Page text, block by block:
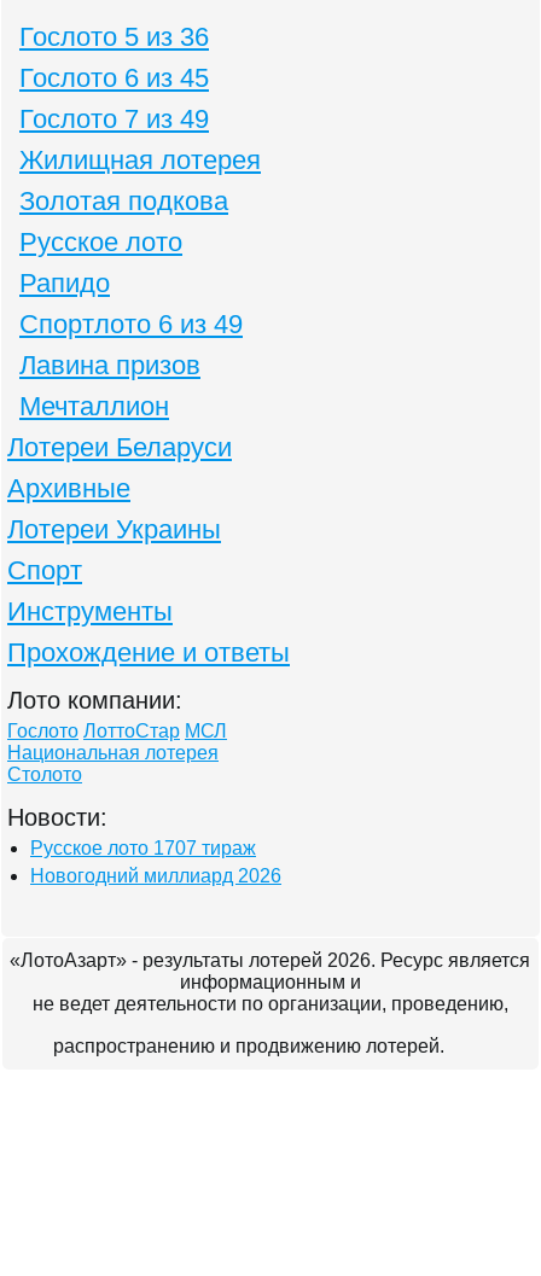
Гослото 5 из 36
Гослото 6 из 45
Гослото 7 из 49
Жилищная лотерея
Золотая подкова
Русское лото
Рапидо
Спортлото 6 из 49
Лавина призов
Мечталлион
Лотереи Беларуси
Архивные
Лотереи Украины
Спорт
Инструменты
Прохождение и ответы
Лото компании:
Гослото ЛоттоСтар МСЛ
Национальная лотерея
Столото
Новости:
Русское лото 1707 тираж
Новогодний миллиард 2026
«ЛотоАзарт» - результаты лотерей 2026. Ресурс является
информационным и
не ведет деятельности по организации, проведению,
распространению и продвижению лотерей.